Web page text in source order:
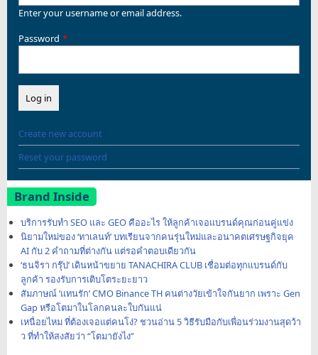
Enter your username or email address.
Password
Create new account
Reset your password
Brand Inside
บริการรับทำ SEO และ GEO คืออะไร ให้ลูกค้าเจอแบรนด์คุณก่อนคู่แข่ง
นิยามใหม่ของ ‘ทาเลนท์’ บทเรียนจากคนรุ่นใหม่และอนาคตเศรษฐกิจยุค
AI กับ 2 คำถามที่ต่างกัน แต่รอคำตอบเดียวกัน
‘ธนจิรา กรุ๊ป’ เดินหน้าขยาย TANACHIRA CLUB เชื่อมต่อทุกแบรนด์กับ
ลูกค้า รองรับการเติบโตระยะยาว
สัมภาษณ์ ‘แทนรัก’ CMO Binance TH คนต่างวัยเข้าใจกันยาก เพราะ Gen
Gap หรือโตมาในโลกคนละใบกันแน่
เหนื่อยไหม ที่ต้องเจอแต่คนโง่? ชวนอ่าน 5 วิธีรับมือกับเพื่อนร่วมงานสุดว้า
ว ที่ทำให้สงสัยว่า “โตมายังไง”